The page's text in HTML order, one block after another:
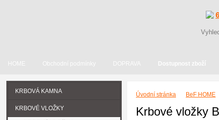
HOME Obchodní podmínky DOPRAVA Dostupnost zboží
Úvodní stránka BeF HOME
Krbové vložky
KRBOVÁ KAMNA
KRBOVÉ VLOŽKY